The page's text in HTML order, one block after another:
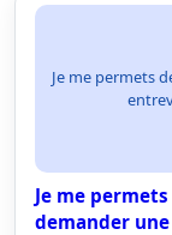
Je me permets
Je me
demander